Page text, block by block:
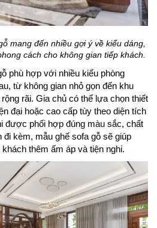
mang đến nhiều gợi ý về kiểu dáng,
cách cho không gian tiếp khách.
phù hợp với nhiều kiểu phòng
từ không gian nhỏ gọn đến khu
rãi. Gia chủ có thể lựa chọn thiết
đại hoặc cao cấp tùy theo diện tích
được phối hợp đúng màu sắc, chất
đi kèm, mẫu ghế sofa gỗ sẽ giúp
khách thêm ấm áp và tiện nghi.